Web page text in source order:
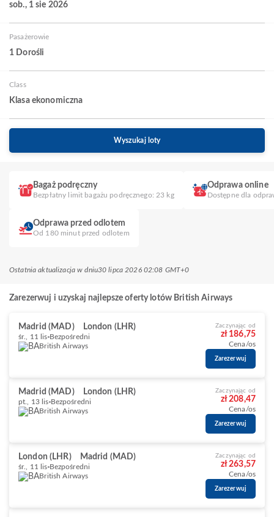
sob., 1 sie 2026
Pasażerowie
1 Dorośli
Class
Klasa ekonomiczna
Wyszukaj loty
Bagaż podręczny
Bezpłatny limit bagażu podręcznego: 23 kg
Odprawa online
Dostępne dla
Odprawa przed odlotem
Od 180 minut przed odlotem
Ostatnia aktualizacja w dniu30 lipca 2026 02:08 GMT+0
Zarezerwuj i uzyskaj najlepsze oferty lotów British Airways
Madrid (MAD) London (LHR)
śr., 11 lis Bezpośredni
British Airways
Zaczynając od
zł 186,75
Cena/os
Zarezerwuj
Madrid (MAD) London (LHR)
pt., 13 lis Bezpośredni
British Airways
Zaczynając od
zł 208,47
Cena/os
Zarezerwuj
London (LHR) Madrid (MAD)
śr., 11 lis Bezpośredni
British Airways
Zaczynając od
zł 263,57
Cena/os
Zarezerwuj